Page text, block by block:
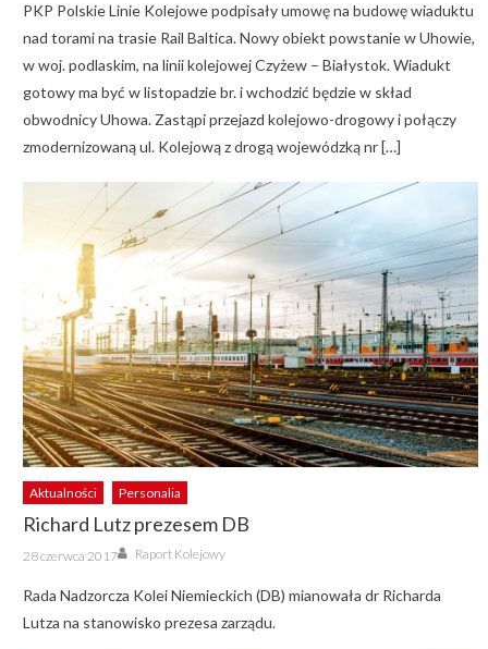
PKP Polskie Linie Kolejowe podpisały umowę na budowę wiaduktu
nad torami na trasie Rail Baltica. Nowy obiekt powstanie w Uhowie,
w woj. podlaskim, na linii kolejowej Czyżew – Białystok. Wiadukt
gotowy ma być w listopadzie br. i wchodzić będzie w skład
obwodnicy Uhowa. Zastąpi przejazd kolejowo-drogowy i połączy
zmodernizowaną ul. Kolejową z drogą wojewódzką nr […]
Aktualności Personalia
Richard Lutz prezesem DB
Posted
on
28 czerwca 2017 Author
Raport Kolejowy
Rada Nadzorcza Kolei Niemieckich (DB) mianowała dr Richarda
Lutza na stanowisko prezesa zarządu.